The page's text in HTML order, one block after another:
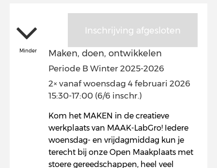
Inschrijving afgesloten
Minder Maken, doen, ontwikkelen
Periode B Winter 2025-2026
2× vanaf woensdag 4 februari 2026
15:30-17:00 (6/6 inschr.)
Kom het MAKEN in de creatieve
werkplaats van MAAK-LabGro! Iedere
woensdag- en vrijdagmiddag kun je
terecht bij onze Open Maakplaats met
stoere gereedschappen, heel veel